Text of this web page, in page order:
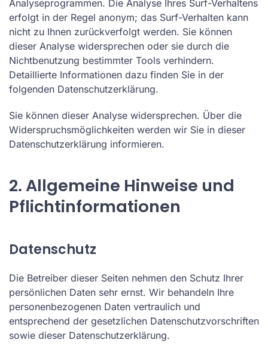
Analyseprogrammen. Die Analyse Ihres Surf-Verhaltens
erfolgt in der Regel anonym; das Surf-Verhalten kann
nicht zu Ihnen zurückverfolgt werden. Sie können
dieser Analyse widersprechen oder sie durch die
Nichtbenutzung bestimmter Tools verhindern.
Detaillierte Informationen dazu finden Sie in der
folgenden Datenschutzerklärung.
Sie können dieser Analyse widersprechen. Über die
Widerspruchsmöglichkeiten werden wir Sie in dieser
Datenschutzerklärung informieren.
2. Allgemeine Hinweise und
Pflichtinformationen
Datenschutz
Die Betreiber dieser Seiten nehmen den Schutz Ihrer
persönlichen Daten sehr ernst. Wir behandeln Ihre
personenbezogenen Daten vertraulich und
entsprechend der gesetzlichen Datenschutzvorschriften
sowie dieser Datenschutzerklärung.